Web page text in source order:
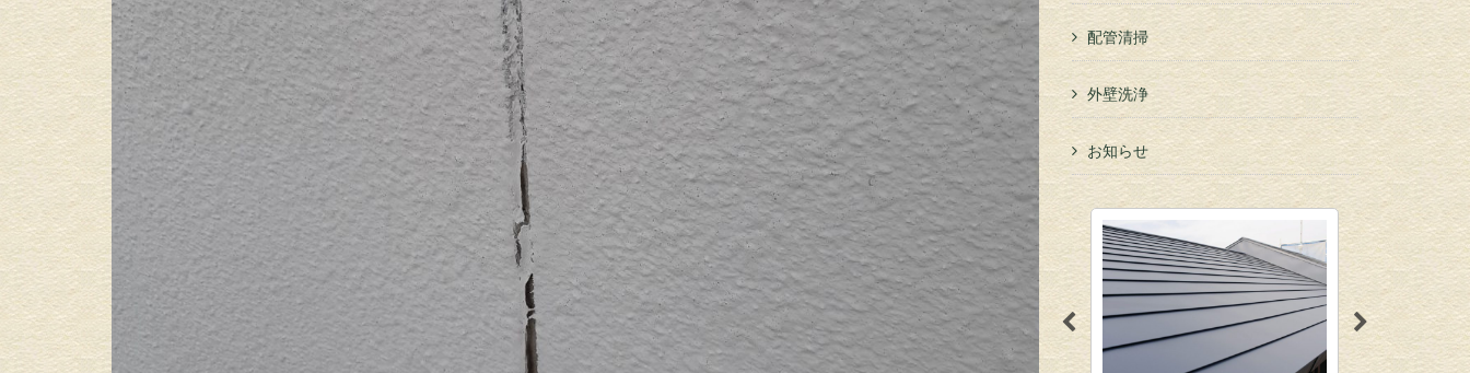
配管清掃
外壁洗浄
お知らせ